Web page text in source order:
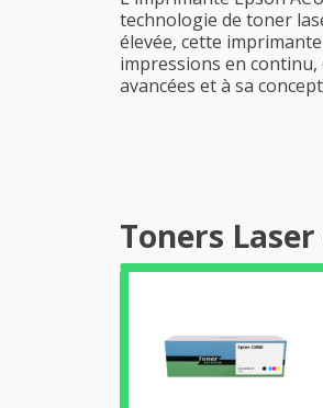
technologie de toner
élevée, cette
impressions en
avancées et à sa
Toners